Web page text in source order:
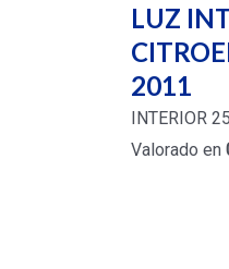
LUZ
2011
INTERIOR
Valorado en